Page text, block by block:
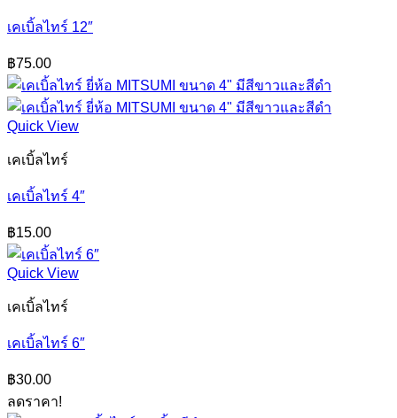
เคเบิ้ลไทร์ 12″
฿75.00
Quick View
เคเบิ้ลไทร์
เคเบิ้ลไทร์ 4″
฿15.00
Quick View
เคเบิ้ลไทร์
เคเบิ้ลไทร์ 6″
฿30.00
ลดราคา!